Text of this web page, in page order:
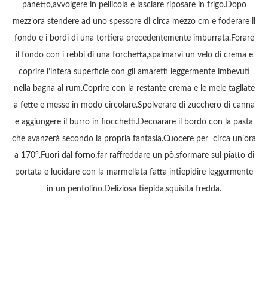
panetto,avvolgere in pellicola e lasciare riposare in frigo.Dopo
mezz’ora stendere ad uno spessore di circa mezzo cm e foderare il
fondo e i bordi di una tortiera precedentemente imburrata.Forare
il fondo con i rebbi di una forchetta,spalmarvi un velo di crema e
coprire l’intera superficie con gli amaretti leggermente imbevuti
nella bagna al rum.Coprire con la restante crema e le mele tagliate
a fette e messe in modo circolare.Spolverare di zucchero di canna
e aggiungere il burro in fiocchetti.Decoarare il bordo con la pasta
che avanzerà secondo la propria fantasia.Cuocere per circa un’ora
a 170°.Fuori dal forno,far raffreddare un pò,sformare sul piatto di
portata e lucidare con la marmellata fatta intiepidire leggermente
in un pentolino.Deliziosa tiepida,squisita fredda.